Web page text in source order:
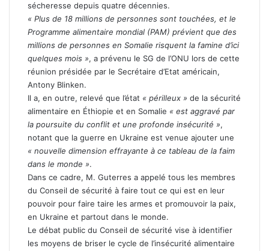
sécheresse depuis quatre décennies.
« Plus de 18 millions de personnes sont touchées, et le
Programme alimentaire mondial (PAM) prévient que des
millions de personnes en Somalie risquent la famine d’ici
quelques mois », a prévenu le SG de l’ONU lors de cette
réunion présidée par le Secrétaire d’Etat américain,
Antony Blinken.
Il a, en outre, relevé que l’état « périlleux » de la sécurité
alimentaire en Éthiopie et en Somalie « est aggravé par
la poursuite du conflit et une profonde insécurité »,
notant que la guerre en Ukraine est venue ajouter une
« nouvelle dimension effrayante à ce tableau de la faim
dans le monde ».
Dans ce cadre, M. Guterres a appelé tous les membres
du Conseil de sécurité à faire tout ce qui est en leur
pouvoir pour faire taire les armes et promouvoir la paix,
en Ukraine et partout dans le monde.
Le débat public du Conseil de sécurité vise à identifier
les moyens de briser le cycle de l’insécurité alimentaire